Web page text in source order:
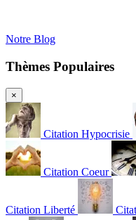
Notre Blog
Thèmes Populaires
×
Citation Hypocrisie
Citation Coeur
Citation Liberté